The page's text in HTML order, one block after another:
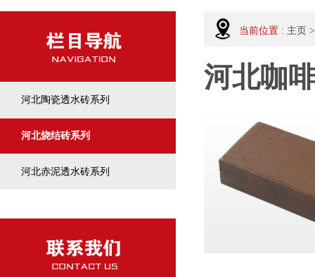
当前位置 : 主页
河北咖
河北陶瓷透水砖系列
河北烧结砖系列
河北赤泥透水砖系列